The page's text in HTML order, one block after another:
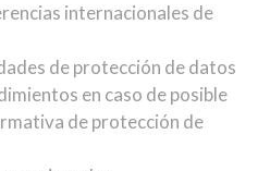
internacionales de
de protección de datos
en caso de posible
de protección de